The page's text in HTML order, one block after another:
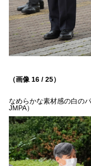
（画像 16 / 25）
なめらかな素材感の白の
JMPA）